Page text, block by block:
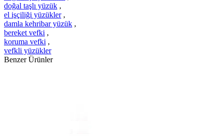
doğal taşlı yüzük ,
el işçiliği yüzükler ,
damla kehribar yüzük ,
bereket vefki ,
koruma vefki ,
vefkli yüzükler
Benzer Ürünler